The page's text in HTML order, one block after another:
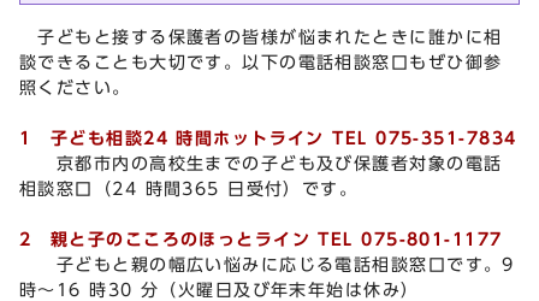
子どもと接する保護者の皆様が悩まれたときに誰かに相
談できることも大切です。以下の電話相談窓⼝もぜひ御参
照ください。
1 子ども相談24 時間ホットライン TEL 075-351-7834
京都市内の高校生までの子ども及び保護者対象の電話
相談窓⼝（24 時間365 日受付）です。
2 親と子のこころのほっとライン TEL 075-801-1177
子どもと親の幅広い悩みに応じる電話相談窓口です。9
時〜16 時30 分（⽕曜日及び年末年始は休み）